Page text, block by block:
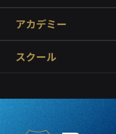
アカデミー
スクール